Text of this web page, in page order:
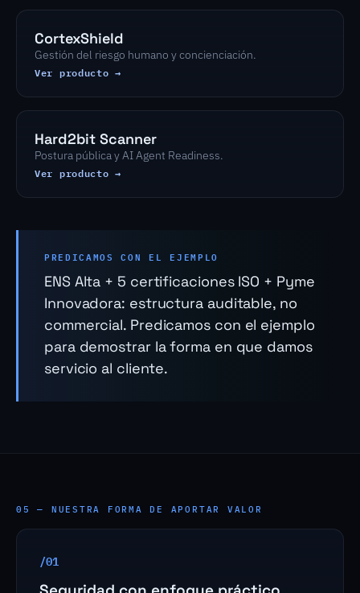
CortexShield
Gestión del riesgo humano y concienciación.
Ver producto →
Hard2bit Scanner
Postura pública y AI Agent Readiness.
Ver producto →
PREDICAMOS CON EL EJEMPLO
ENS Alta + 5 certificaciones ISO + Pyme
Innovadora: estructura auditable, no
commercial. Predicamos con el ejemplo
para demostrar la forma en que damos
servicio al cliente.
05 — NUESTRA FORMA DE APORTAR VALOR
/01